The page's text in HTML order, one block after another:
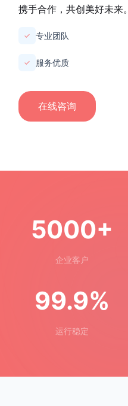
携手合作，共创美好未来。
✓ 专业团队
✓ 服务优质
在线咨询
5000+
企业客户
99.9%
运行稳定